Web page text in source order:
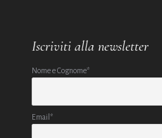
Iscriviti alla newsletter
Nome e Cognome*
Email*